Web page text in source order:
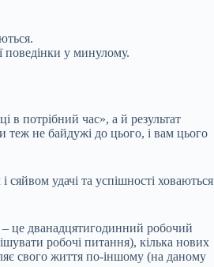
поведінки у минулому.
в потрібний час», а й результат
теж не байдужі до цього, і вам цього
удачі та успішності ховаються
це дванадцятигодинний робочий
робочі питання), кілька нових
свого життя по-іншому (на даному